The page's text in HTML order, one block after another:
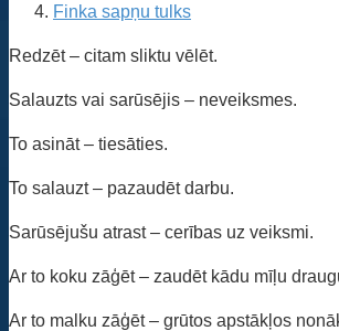
Finka sapņu tulks
Redzēt – citam sliktu vēlēt.
Salauzts vai sarūsējis – neveiksmes.
To asināt – tiesāties.
To salauzt – pazaudēt darbu.
Sarūsējušu atrast – cerības uz veiksmi.
Ar to koku zāģēt – zaudēt kādu mīļu
Ar to malku zāģēt – grūtos apstākļos